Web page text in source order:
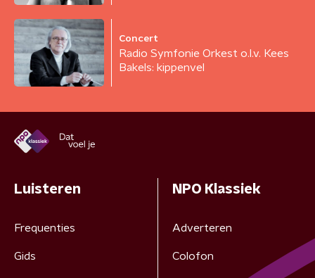
Concert
Radio Symfonie Orkest o.l.v. Kees
Bakels: kippenvel
Luisteren
Frequenties
Gids
NPO Klassiek
Adverteren
Colofon